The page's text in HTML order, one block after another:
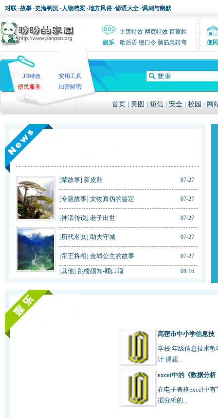
对联 ·故事 ·史海钩沉 ·人物档案 ·地方风俗 ·谚语大全 ·讽刺与幽默
主页特效 网页特效 百家姓
娱乐
歇后语 绕口令 脑筋急转弯 便民
JS特效
实用工具
便民服务
加密解密
首页 美图 短信 安全 校园 网
[荤故事] 新皮鞋 07-27
[专题故事] 文物真伪的鉴定 07-27
[神话传说] 老子出世 07-27
[历代名女] 助夫守城 07-27
[帝王将相] 金城公主的故事 07-27
[其他] 跳楼须知-顺口溜 08-16
高密市中小学信息技
学校 年级信息技术教
计 课题...
excel中的《数据分析
在电子表格excel中有
据分析的...